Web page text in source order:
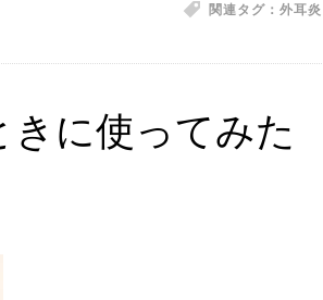
関連タグ： 外耳炎
に使ってみた